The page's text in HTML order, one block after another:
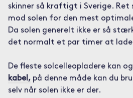
skinner så kraftigt i Sverige. Ret
mod solen for den mest
Da solen generelt ikke er så
det normalt et par timer at lade
De fleste solcelleopladere kan
kabel,på denne måde kan du
selv når solen ikke er der.